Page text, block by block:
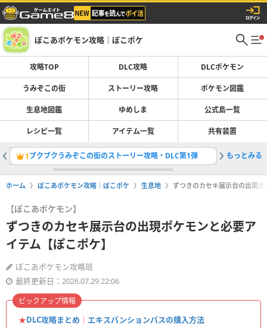
ぽこあポケモン攻略｜ぽこポケ
攻略TOP DLC攻略 DLCポケモン
うみぞこの街 ストーリー攻略 ポケモン図鑑
生息地図鑑 ゆめしま 公式島一覧
レシピ一覧 アイテム一覧 共有装置
1ブクブクうみぞこの街のストーリー攻略・DLC第1弾 2生息地
もっとみる
ホーム ぽこあポケモン攻略｜ぽこポケ 生息地 ずつきのカセキ展示台の出現
【ぽこあポケモン】
ずつきのカセキ展示台の出現ポケモンと必要ア
イテム【ぽこポケ】
ぽこあポケモン攻略班
最終更新日：2026.07.29 22:06
★DLC攻略まとめ ｜ エキスパンションパスの購入方法
ピックアップ情報